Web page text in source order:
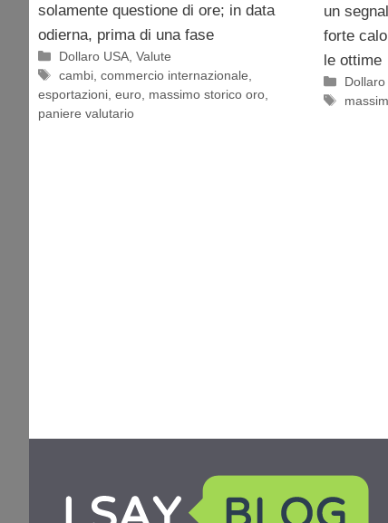
solamente questione di ore; in data
odierna, prima di una fase
Categorie
Dollaro USA ,Valute
Tag
cambi ,commercio internazionale
esportazioni euro massimo storico oro
paniere valutario
un
forte
le ottime
Dollaro
Tag